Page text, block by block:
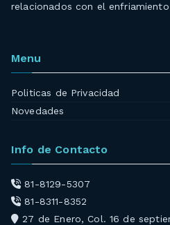
relacionados con el
Menu
Politicas de Privacidad
Novedades
Info de Contacto
81-8129-5307
81-8311-8352
27 de Enero, Col. 16 de